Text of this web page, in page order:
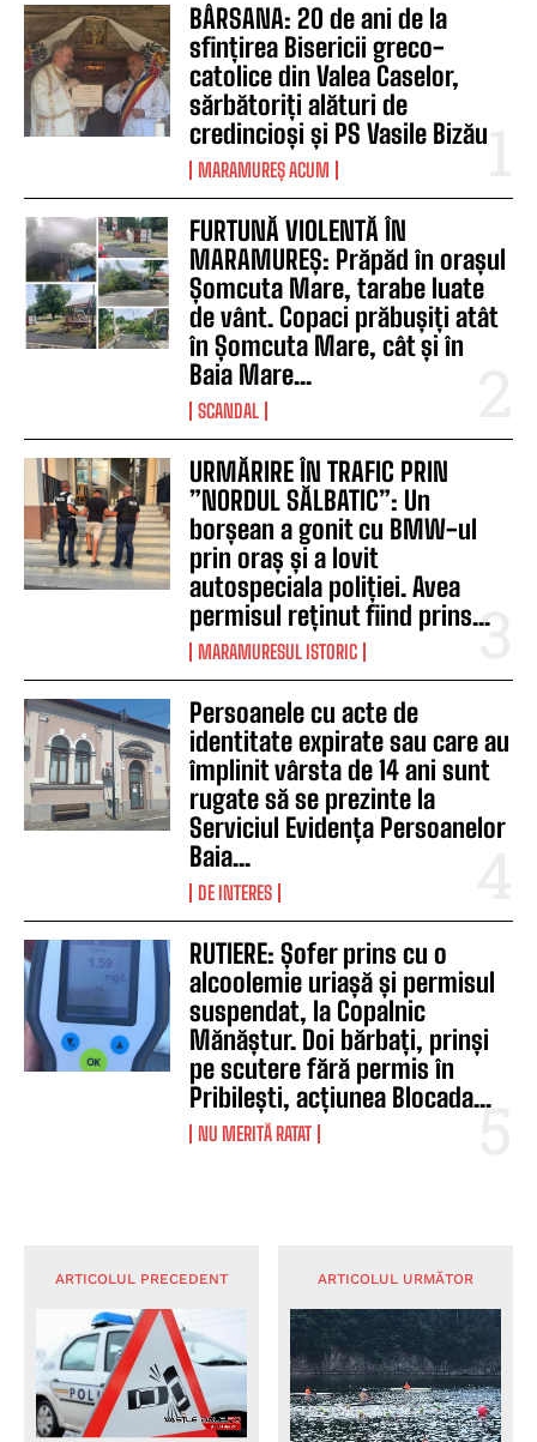
BÂRSANA: 20 de ani de la
sfințirea Bisericii greco-
catolice din Valea Caselor,
sărbătoriți alături de
credincioși și PS Vasile Bizău
MARAMUREȘ ACUM
FURTUNĂ VIOLENTĂ ÎN
MARAMUREȘ: Prăpăd în orașul
Șomcuta Mare, tarabe luate
de vânt. Copaci prăbușiți atât
în Șomcuta Mare, cât și în
Baia Mare...
SCANDAL
URMĂRIRE ÎN TRAFIC PRIN
”NORDUL SĂLBATIC”: Un
borșean a gonit cu BMW-ul
prin oraș și a lovit
autospeciala poliției. Avea
permisul reținut fiind prins...
MARAMURESUL ISTORIC
Persoanele cu acte de
identitate expirate sau care au
împlinit vârsta de 14 ani sunt
rugate să se prezinte la
Serviciul Evidența Persoanelor
Baia...
DE INTERES
RUTIERE: Șofer prins cu o
alcoolemie uriașă și permisul
suspendat, la Copalnic
Mănăștur. Doi bărbați, prinși
pe scutere fără permis în
Pribilești, acțiunea Blocada...
NU MERITĂ RATAT
ARTICOLUL PRECEDENT ARTICOLUL URMĂTOR